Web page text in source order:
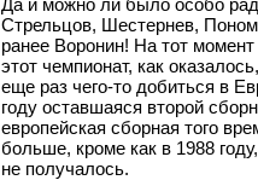
Стрельцов, Шестернев,
ранее Воронин! На тот
этот чемпионат, как
еще раз чего-то добиться в
году оставшаяся второй
европейская сборная того
больше, кроме как в 1988
не получалось.